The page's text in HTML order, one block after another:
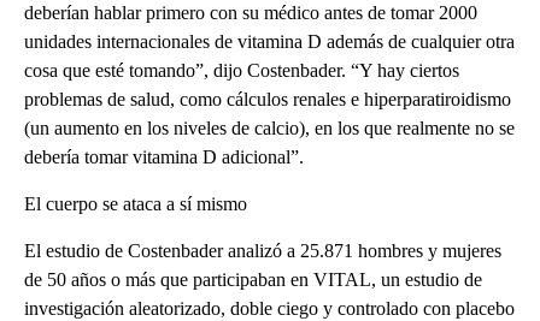
deberían hablar primero con su médico antes de tomar 2000
unidades internacionales de vitamina D además de cualquier otra
cosa que esté tomando”, dijo Costenbader. “Y hay ciertos
problemas de salud, como cálculos renales e hiperparatiroidismo
(un aumento en los niveles de calcio), en los que realmente no se
debería tomar vitamina D adicional”.
El cuerpo se ataca a sí mismo
El estudio de Costenbader analizó a 25.871 hombres y mujeres
de 50 años o más que participaban en VITAL, un estudio de
investigación aleatorizado, doble ciego y controlado con placebo